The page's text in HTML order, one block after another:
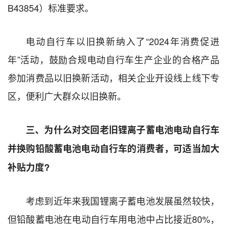
B43854）标准要求。
电动自行车以旧换新纳入了“2024年消费促进
年”活动，鼓励合规电动自行车生产企业的合格产品
参加消费品以旧换新活动，相关企业开设线上线下专
区，便利广大群众以旧换新。
三、为什么对交回老旧锂离子蓄电池电动自行车
并换购铅酸蓄电池电动自行车的消费者，可适当加大
补贴力度?
考虑到近年来我国锂离子蓄电池发展虽然较快，
但铅酸蓄电池在电动自行车用电池中占比接近80%，